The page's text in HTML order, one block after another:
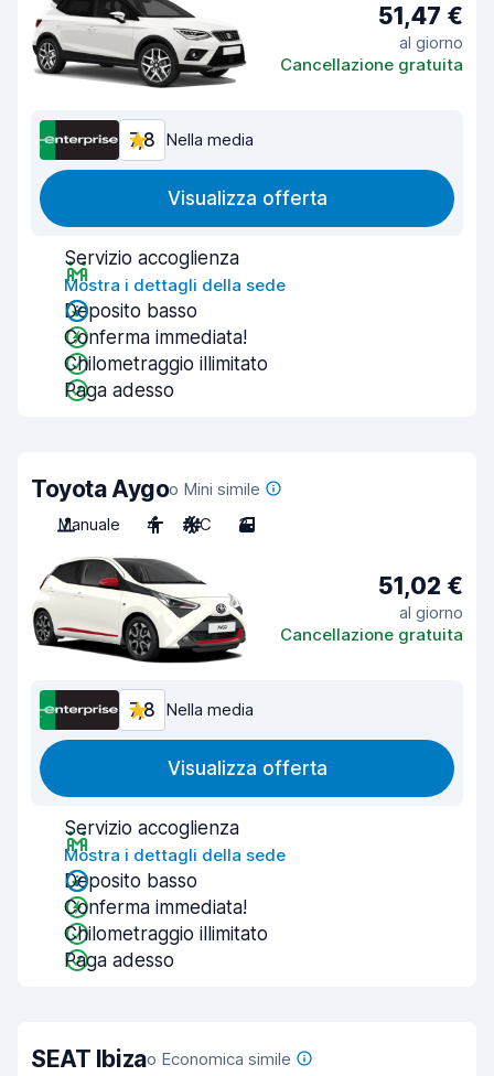
51,47 €
al giorno
Cancellazione gratuita
7,8 Nella media
Visualizza offerta
Servizio accoglienza
Mostra i dettagli della sede
Deposito basso
Conferma immediata!
Chilometraggio illimitato
Paga adesso
Toyota Aygoo Mini simile
Manuale
4 A/C 3
51,02 €
al giorno
Cancellazione gratuita
7,8 Nella media
Visualizza offerta
Servizio accoglienza
Mostra i dettagli della sede
Deposito basso
Conferma immediata!
Chilometraggio illimitato
Paga adesso
SEAT Ibizao Economica simile